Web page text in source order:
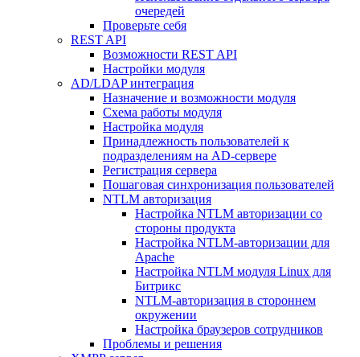
очередей
Проверьте себя
REST API
Возможности REST API
Настройки модуля
AD/LDAP интеграция
Назначение и возможности модуля
Схема работы модуля
Настройка модуля
Принадлежность пользователей к
подразделениям на AD-сервере
Регистрация сервера
Пошаговая синхронизация пользователей
NTLM авторизация
Настройка NTLM авторизации со
стороны продукта
Настройка NTLM-авторизации для
Apache
Настройка NTLM модуля Linux для
Битрикс
NTLM-авторизация в стороннем
окружении
Настройка браузеров сотрудников
Проблемы и решения